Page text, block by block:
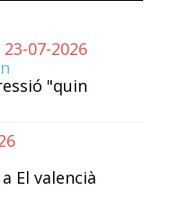
07-2026
"quin
El valencià